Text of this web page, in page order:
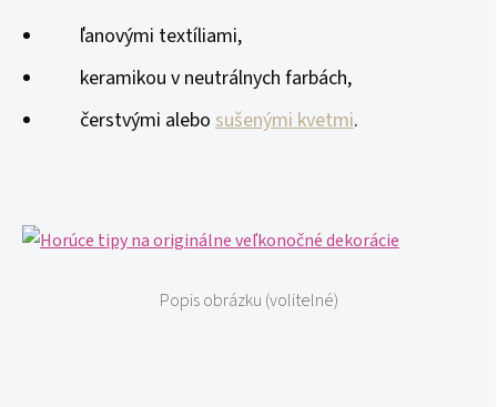
ľanovými textíliami,
keramikou v neutrálnych farbách,
čerstvými alebo sušenými kvetmi.
Popis obrázku (volitelné)